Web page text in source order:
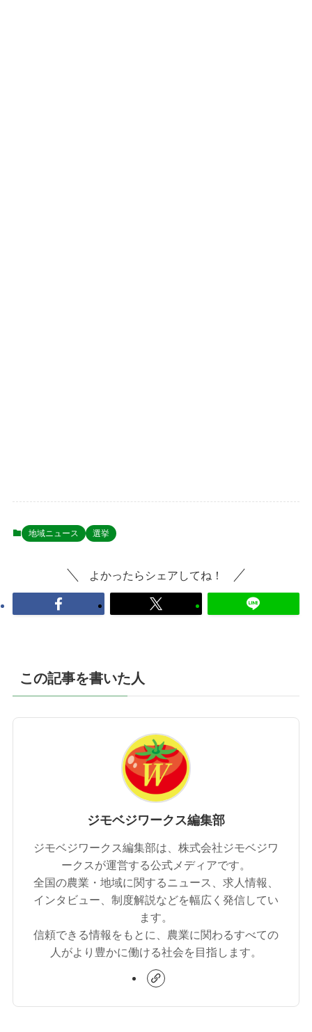
地域ニュース 選挙
よかったらシェアしてね！
この記事を書いた人
ジモベジワークス編集部
ジモベジワークス編集部は、株式会社ジモベジワ
ークスが運営する公式メディアです。
全国の農業・地域に関するニュース、求人情報、
インタビュー、制度解説などを幅広く発信してい
ます。
信頼できる情報をもとに、農業に関わるすべての
人がより豊かに働ける社会を目指します。